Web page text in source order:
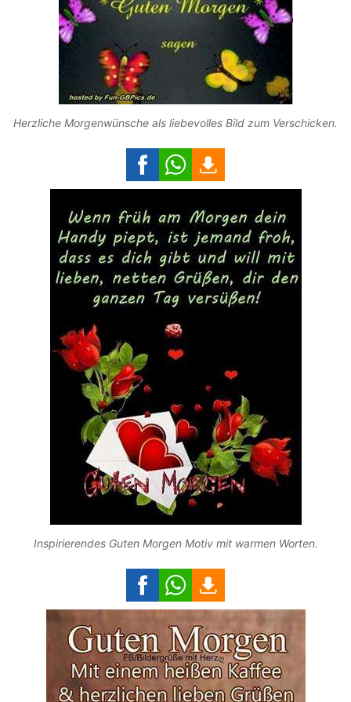
Herzliche Morgenwünsche als liebevolles Bild zum Verschicken.
Inspirierendes Guten Morgen Motiv mit warmen Worten.